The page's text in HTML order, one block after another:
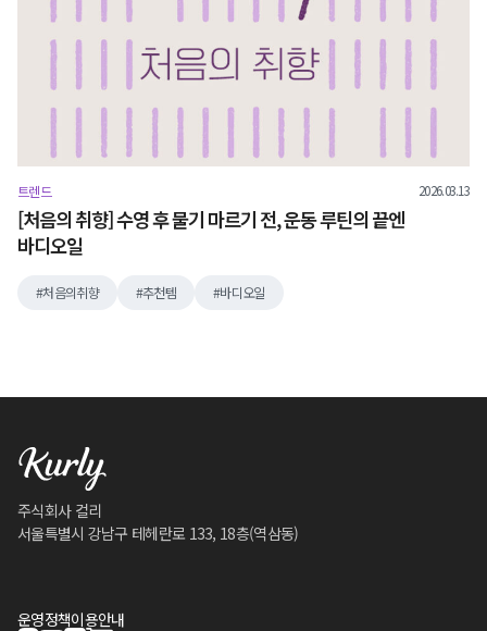
트렌드 2026.03.13
[처음의 취향] 수영 후 물기 마르기 전, 운동 루틴의 끝엔
바디오일
처음의취향 추천템 바디오일
주식회사 컬리
서울특별시 강남구 테헤란로 133, 18층(역삼동)
운영정책이용안내